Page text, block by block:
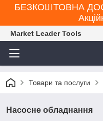
БЕЗКОШТОВНА
Market Leader Tools
Товари та послуги
Насосне обладнання